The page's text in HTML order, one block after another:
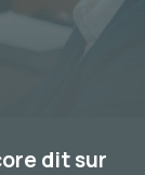
dit sur